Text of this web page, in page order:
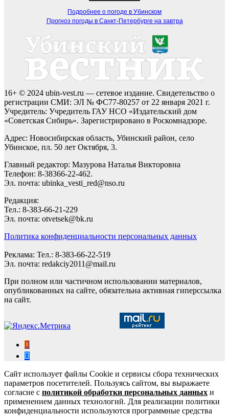
Подробнее о погоде в Убинском
Прогноз погоды в Санкт-Петербурге на завтра
16+ © 2024 ubin-vest.ru — сетевое издание. Свидетельство о
регистрации СМИ: ЭЛ № ФС77-80257 от 22 января 2021 г.
Учредитель: Учредитель ГАУ НСО «Издательский дом
«Советская Сибирь». Зарегистрировано в Роскомнадзоре.
Адрес: Новосибирская область, Убинский район, село
Убинское, пл. 50 лет Октября, 3.
Главный редактор: Мазурова Наталья Викторовна
Телефон: 8-38366-22-462.
Эл. почта: ubinka_vesti_red@nso.ru
Редакция:
Тел.: 8-383-66-21-229
Эл. почта: otvetsek@bk.ru
Политика конфиденциальности персональных данных
Реклама: Тел.: 8-383-66-22-519
Эл. почта: redakciy2011@mail.ru
При полном или частичном использовании материалов,
опубликованных на сайте, обязательна активная гиперссылка
на сайт.
Сайт использует файлы Cookie и сервисы сбора технических
параметров посетителей. Пользуясь сайтом, вы выражаете
согласие с политикой обработки персональных данных и
применением данных технологий. Для реализации политики
конфиденциальности используются программные средства